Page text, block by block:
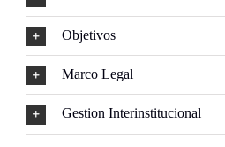
Objetivos
Marco Legal
Gestion Interinstitucional